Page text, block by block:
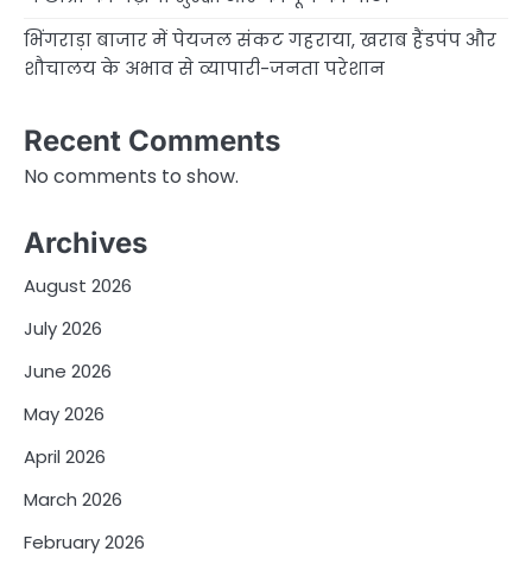
भिंगराड़ा बाजार में पेयजल संकट गहराया, खराब हैंडपंप और
शौचालय के अभाव से व्यापारी-जनता परेशान
Recent Comments
No comments to show.
Archives
August 2026
July 2026
June 2026
May 2026
April 2026
March 2026
February 2026